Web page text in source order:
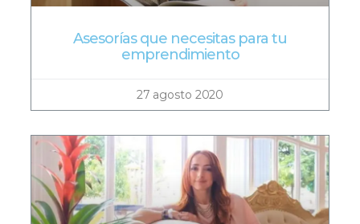
Asesorías que necesitas para tu
emprendimiento
27 agosto 2020